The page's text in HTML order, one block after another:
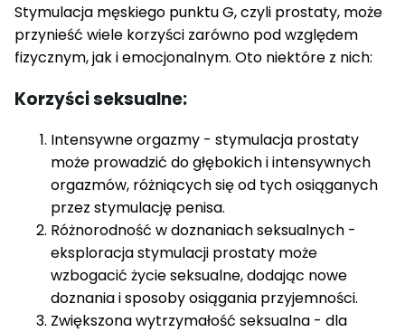
Stymulacja męskiego punktu G, czyli prostaty, może
przynieść wiele korzyści zarówno pod względem
fizycznym, jak i emocjonalnym. Oto niektóre z nich:
Korzyści seksualne:
Intensywne orgazmy - stymulacja prostaty
może prowadzić do głębokich i intensywnych
orgazmów, różniących się od tych osiąganych
przez stymulację penisa.
Różnorodność w doznaniach seksualnych -
eksploracja stymulacji prostaty może
wzbogacić życie seksualne, dodając nowe
doznania i sposoby osiągania przyjemności.
Zwiększona wytrzymałość seksualna - dla